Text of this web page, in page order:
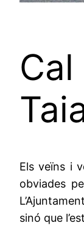
Els veïns i
obviades
sinó que